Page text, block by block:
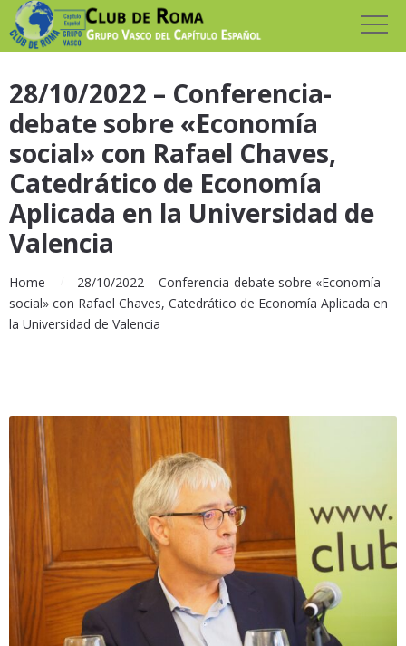
28/10/2022 – Conferencia-
debate sobre «Economía
social» con Rafael Chaves,
Catedrático de Economía
Aplicada en la Universidad de
Valencia
Home
28/10/2022 – Conferencia-debate sobre «Economía
social» con Rafael Chaves, Catedrático de Economía Aplicada en
la Universidad de Valencia